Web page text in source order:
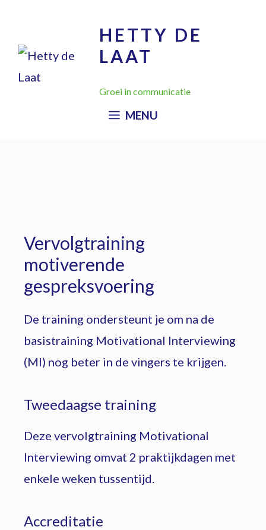
HETTY DE
LAAT
Groei in communicatie
MENU
Vervolgtraining
motiverende
gespreksvoering
De training ondersteunt je om na de
basistraining Motivational Interviewing
(MI) nog beter in de vingers te krijgen.
Tweedaagse training
Deze vervolgtraining Motivational
Interviewing omvat 2 praktijkdagen met
enkele weken tussentijd.
Accreditatie